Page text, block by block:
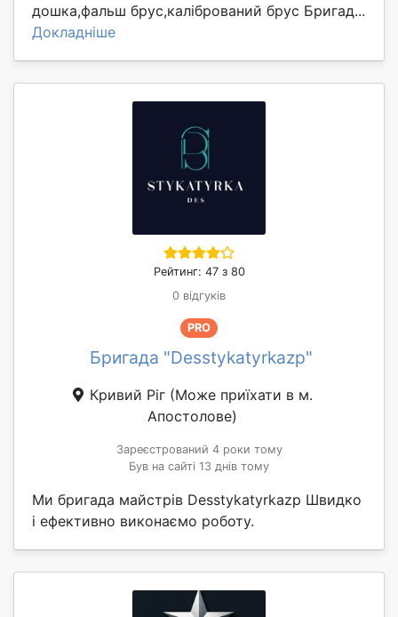
дошка,фальш брус,калібрований брус Бригад...
Докладніше
Рейтинг: 47 з 80
0 відгуків
PRO
Бригада "Desstykatyrkazp"
Кривий Ріг (Може приїхати в м.
Апостолове)
Зареєстрований 4 роки тому
Був на сайті 13 днів тому
Ми бригада майстрів Desstykatyrkazp Швидко
і ефективно виконаємо роботу.